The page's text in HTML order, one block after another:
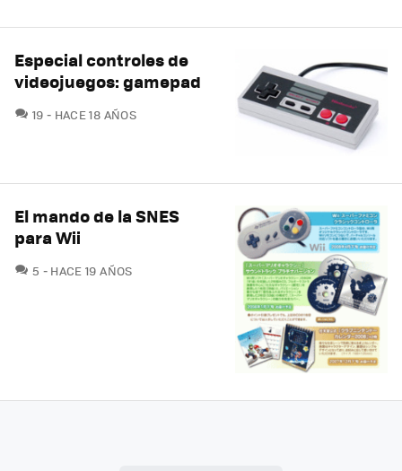
Especial controles de
videojuegos: gamepad
19 COMENTARIOS
HACE 18 AÑOS
El mando de la SNES
para Wii
5 COMENTARIOS
HACE 19 AÑOS